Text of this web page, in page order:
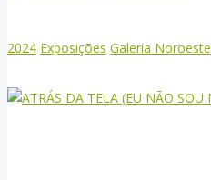
2024 Exposições Galeria Noroeste